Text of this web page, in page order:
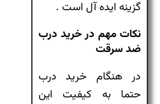
گزینه ایده آل است .
نکات مهم در خرید درب
ضد سرقت
در هنگام خرید درب
حتما به کیفیت این